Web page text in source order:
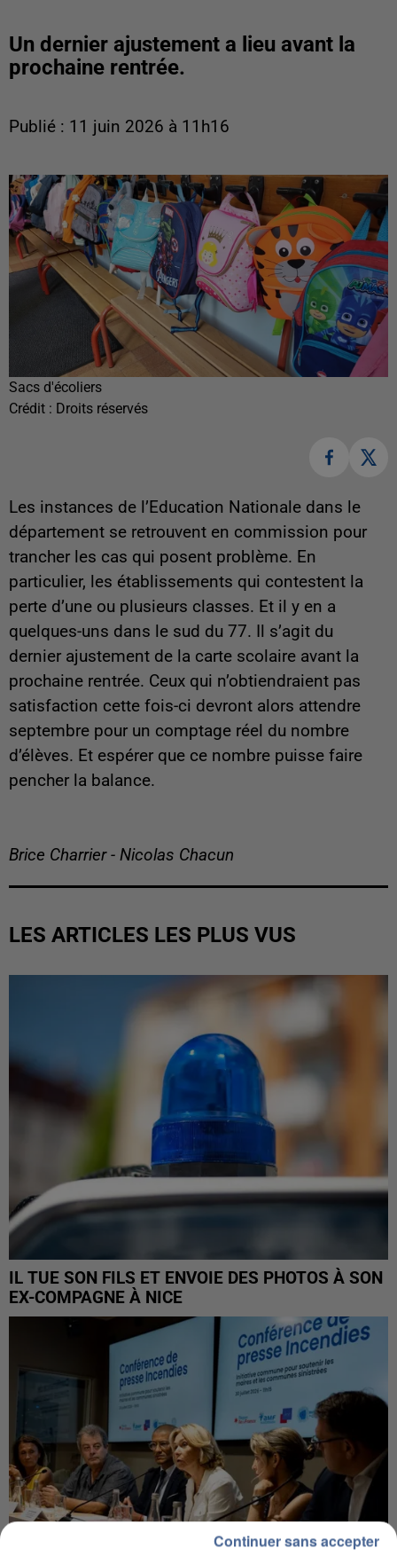
Un dernier ajustement a lieu avant la
prochaine rentrée.
Publié : 11 juin 2026 à 11h16
Sacs d'écoliers
Crédit : Droits réservés
Les instances de l’Education Nationale dans le
département se retrouvent en commission pour
trancher les cas qui posent problème. En
particulier, les établissements qui contestent la
perte d’une ou plusieurs classes. Et il y en a
quelques-uns dans le sud du 77. Il s’agit du
dernier ajustement de la carte scolaire avant la
prochaine rentrée. Ceux qui n’obtiendraient pas
satisfaction cette fois-ci devront alors attendre
septembre pour un comptage réel du nombre
d’élèves. Et espérer que ce nombre puisse faire
pencher la balance.
Brice Charrier - Nicolas Chacun
LES ARTICLES LES PLUS VUS
IL TUE SON FILS ET ENVOIE DES PHOTOS À SON
EX-COMPAGNE À NICE
Continuer sans accepter